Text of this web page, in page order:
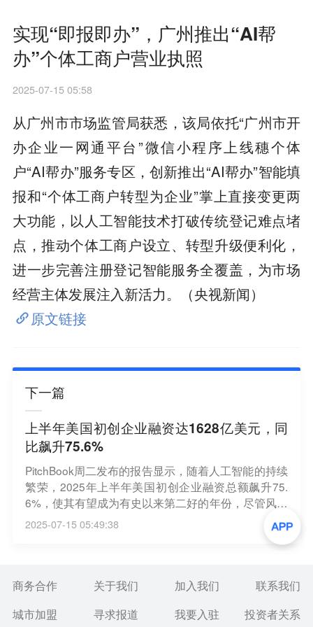
实现“即报即办”，广州推出“AI帮
办”个体工商户营业执照
2025-07-15 05:58
从广州市市场监管局获悉，该局依托“广州市开
办企业一网通平台”微信小程序上线穗个体
户“AI帮办”服务专区，创新推出“AI帮办”智能填
报和“个体工商户转型为企业”掌上直接变更两
大功能，以人工智能技术打破传统登记难点堵
点，推动个体工商户设立、转型升级便利化，
进一步完善注册登记智能服务全覆盖，为市场
经营主体发展注入新活力。（央视新闻）
原文链接
下一篇
上半年美国初创企业融资达1628亿美元，同
比飙升75.6%
PitchBook周二发布的报告显示，随着人工智能的持续
繁荣，2025年上半年美国初创企业融资总额飙升75.
6%，使其有望成为有史以来第二好的年份，尽管风险
投资公司难以筹集资金。今年上半年，美国初创企业
融资跃升至1628亿美元，这是自2021年同期以来的最
强劲表现——2021年是风险资本活动的历史高峰。
2025-07-15 05:49:38
商务合作 关于我们 加入我们
联系我们
城市加盟
寻求报道 我要入驻 投资者关系